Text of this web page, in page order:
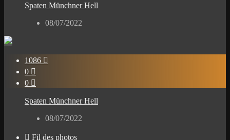
Spaten Münchner Hell
08/07/2022
1086 
0 
0 
Spaten Münchner Hell
08/07/2022
 Fil des photos